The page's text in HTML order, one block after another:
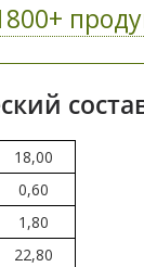
18,00
0,60
1,80
22,80